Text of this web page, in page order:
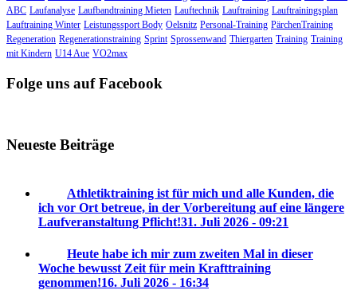
ABC Laufanalyse Laufbandtraining Mieten Lauftechnik Lauftraining Lauftrainingsplan
Lauftraining Winter Leistungssport Body Oelsnitz Personal-Training PärchenTraining
Regeneration Regenerationstraining Sprint Sprossenwand Thiergarten Training Training
mit Kindern U14 Aue VO2max
Folge uns auf Facebook
Neueste Beiträge
Athletiktraining ist für mich und alle Kunden, die
ich vor Ort betreue, in der Vorbereitung auf eine längere
Laufveranstaltung Pflicht!31. Juli 2026 - 09:21
Heute habe ich mir zum zweiten Mal in dieser
Woche bewusst Zeit für mein Krafttraining
genommen!16. Juli 2026 - 16:34